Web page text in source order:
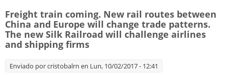
Freight train coming. New rail routes between
China and Europe will change trade patterns.
The new Silk Railroad will challenge airlines
and shipping firms
Enviado porcristobalrn en Lun, 10/02/2017 - 12:41